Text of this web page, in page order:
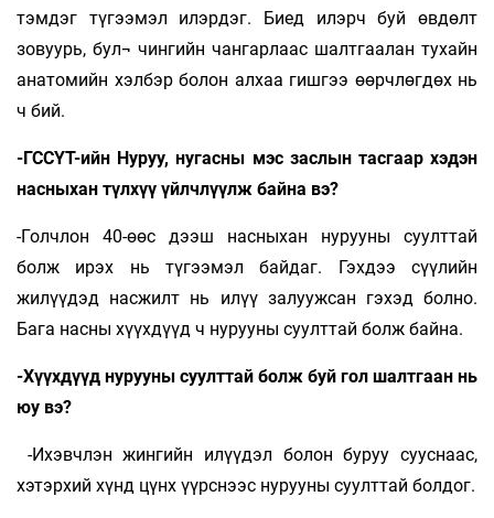
тэмдэг түгээмэл илэрдэг. Биед илэрч буй өвдөлт
зовуурь, бул¬ чингийн чангарлаас шалтгаалан тухайн
анатомийн хэлбэр болон алхаа гишгээ өөрчлөгдөх нь
ч бий.
-ГССҮТ-ийн Нуруу, нугасны мэс заслын тасгаар хэдэн
насныхан түлхүү үйлчлүүлж байна вэ?
-Голчлон 40-өөс дээш насныхан нурууны суулттай
болж ирэх нь түгээмэл байдаг. Гэхдээ сүүлийн
жилүүдэд насжилт нь илүү залуужсан гэхэд болно.
Бага насны хүүхдүүд ч нурууны суулттай болж байна.
-Хүүхдүүд нурууны суулттай болж буй гол шалтгаан нь
юу вэ?
-Ихэвчлэн жингийн илүүдэл болон буруу сууснаас,
хэтэрхий хүнд цүнх үүрснээс нурууны суулттай болдог.